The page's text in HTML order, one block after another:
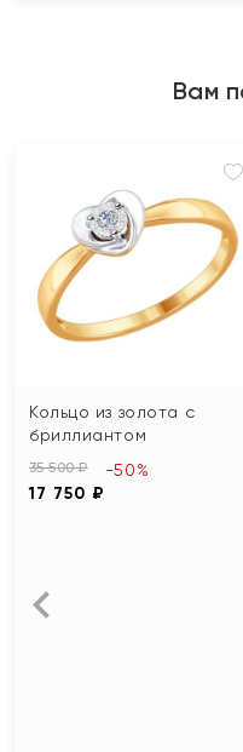
Вам
Кольцо из золота с
бриллиантом
35 500 ₽
17 750 ₽
-50%